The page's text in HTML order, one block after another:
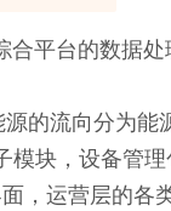
平台的数据处
流向分为能
块，设备管
，运营层的各